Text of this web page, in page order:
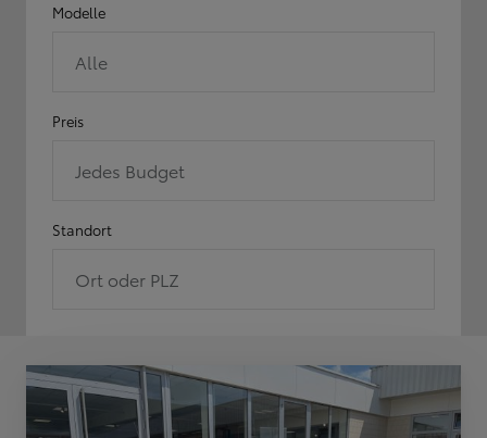
Modelle
Alle
Preis
Jedes Budget
Standort
Ort oder PLZ